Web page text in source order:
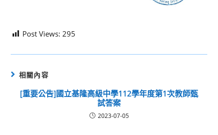
Post Views: 295
相關內容
[重要公告]國立基隆高級中學112學年度第1次教師甄
試答案
2023-07-05